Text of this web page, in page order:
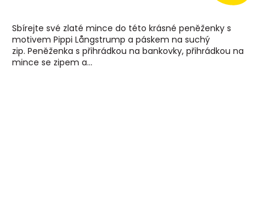
Sbírejte své zlaté mince do této krásné peněženky s
motivem Pippi Långstrump a páskem na suchý
zip. Peněženka s přihrádkou na bankovky, přihrádkou na
mince se zipem a...